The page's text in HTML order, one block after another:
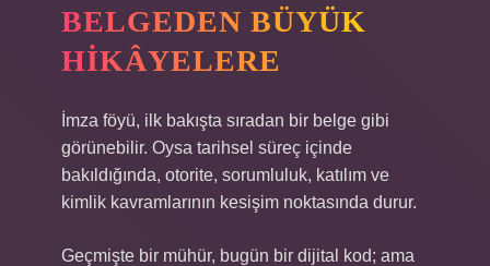
BELGEDEN BÜYÜK
HIKÂYELERE
İmza föyü, ilk bakışta sıradan bir belge gibi
görünebilir. Oysa tarihsel süreç içinde
bakıldığında, otorite, sorumluluk, katılım ve
kimlik kavramlarının kesişim noktasında durur.
Geçmişte bir mühür, bugün bir dijital kod; ama